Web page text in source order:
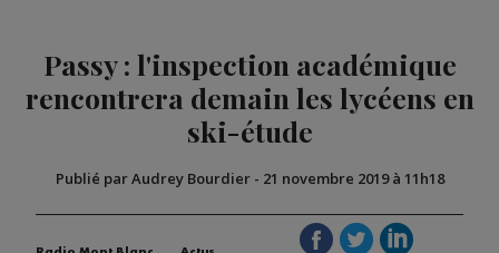
Passy : l'inspection académique
rencontrera demain les lycéens en
ski-étude
Publié par Audrey Bourdier- 21 novembre 2019 à 11h18